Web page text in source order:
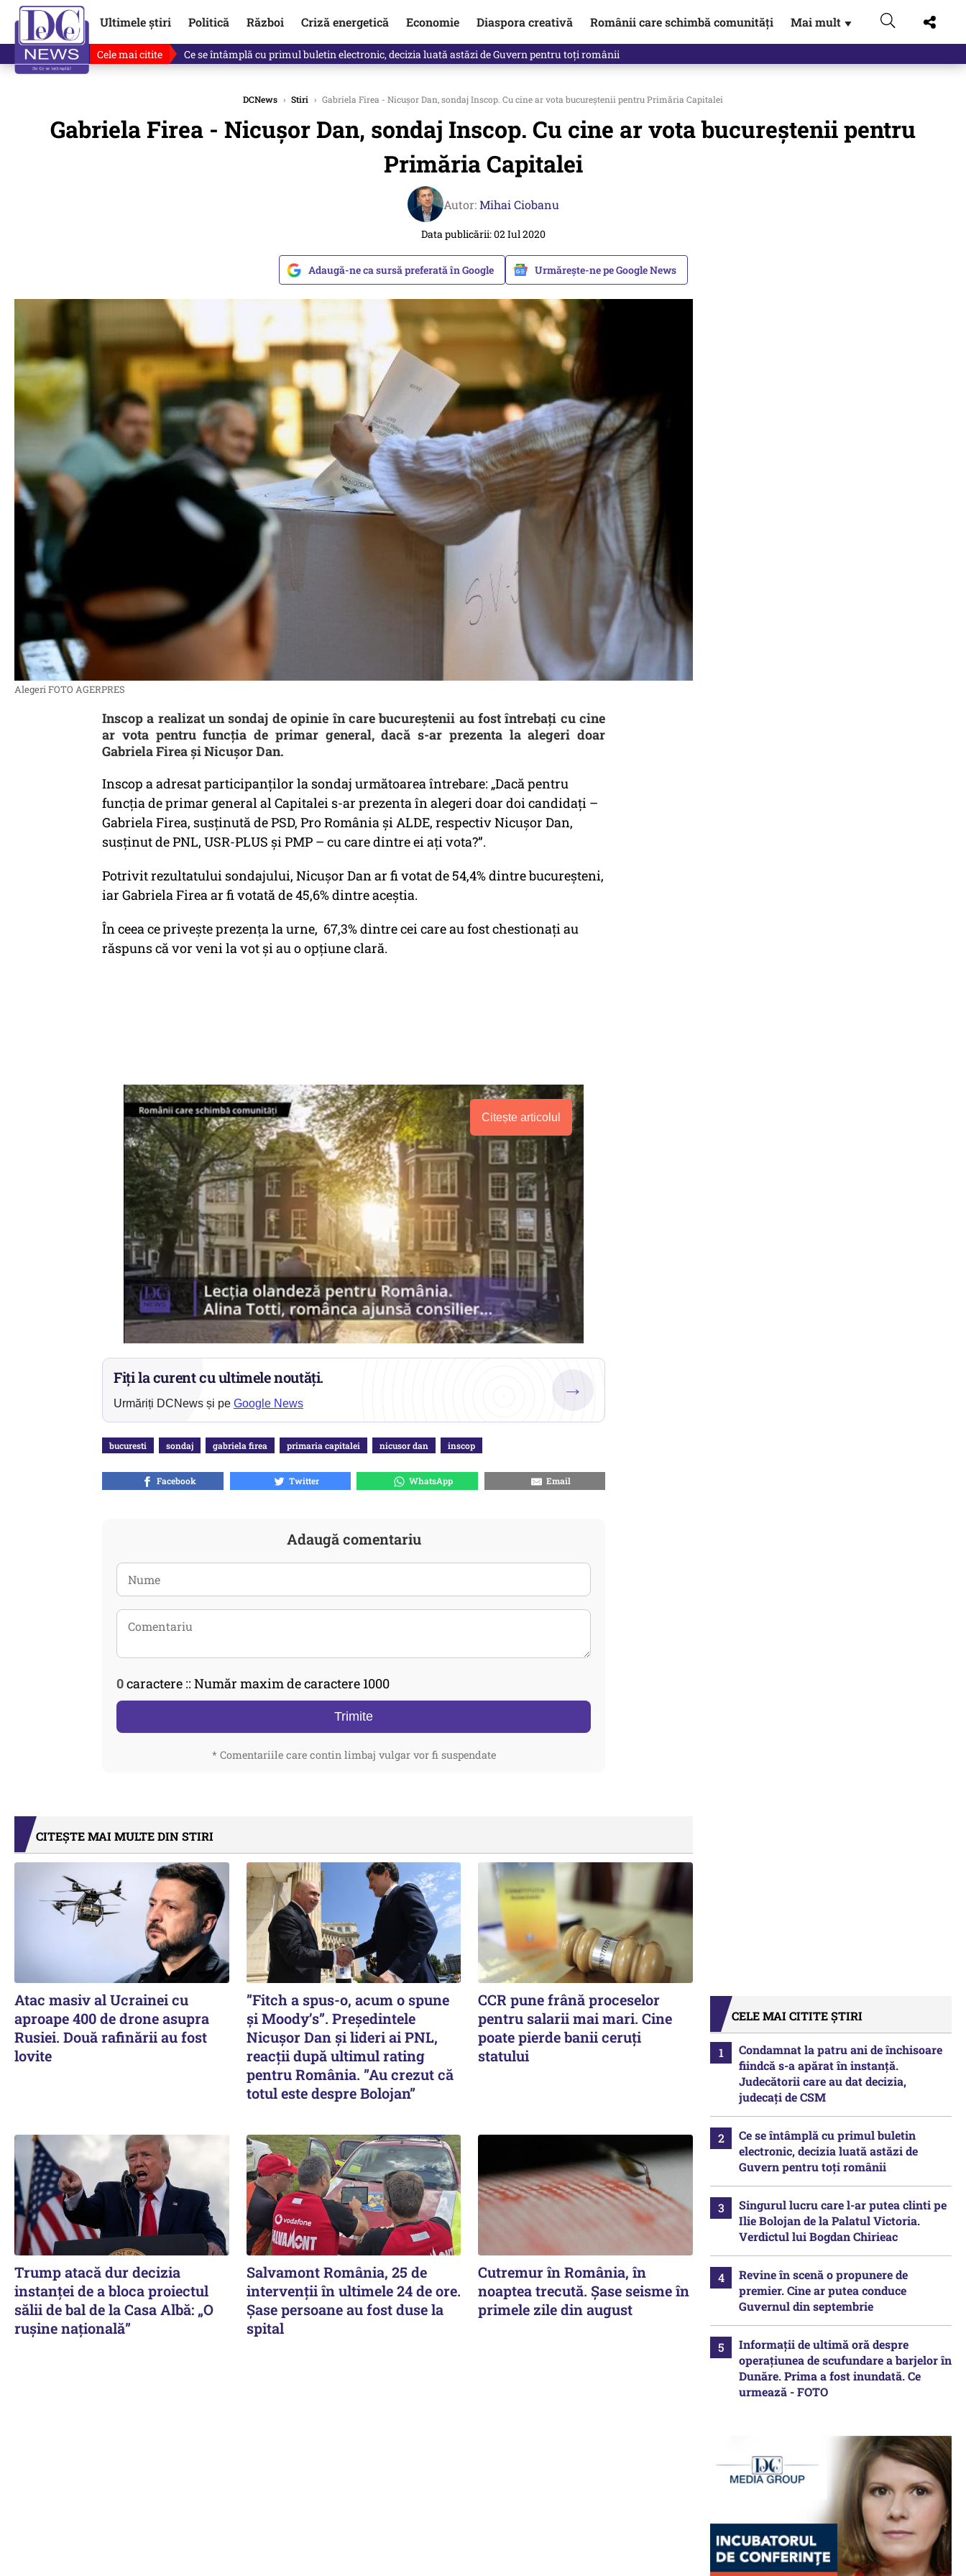
Ultimele știri Politică Război Criză energetică Economie Diaspora creativă Românii care schimbă comunități Mai mult ▼
Cele mai citite Ce se întâmplă cu primul buletin electronic, decizia luată astăzi de Guvern pentru toți românii
DCNews › Stiri › Gabriela Firea - Nicuşor Dan, sondaj Inscop. Cu cine ar vota bucureştenii pentru Primăria Capitalei
Gabriela Firea - Nicuşor Dan, sondaj Inscop. Cu cine ar vota bucureştenii pentru
Primăria Capitalei
Autor:Mihai Ciobanu
Data publicării: 02 Iul 2020
Adaugă-ne ca sursă preferată în Google Urmărește-ne pe Google News
Alegeri FOTO AGERPRES
Inscop a realizat un sondaj de opinie în care bucureştenii au fost întrebaţi cu cine
ar vota pentru funcţia de primar general, dacă s-ar prezenta la alegeri doar
Gabriela Firea şi Nicuşor Dan.
Inscop a adresat participanţilor la sondaj următoarea întrebare: „Dacă pentru
funcția de primar general al Capitalei s-ar prezenta în alegeri doar doi candidați –
Gabriela Firea, susținută de PSD, Pro România și ALDE, respectiv Nicușor Dan,
susținut de PNL, USR-PLUS și PMP – cu care dintre ei ați vota?”.
Potrivit rezultatului sondajului, Nicușor Dan ar fi votat de 54,4% dintre bucureșteni,
iar Gabriela Firea ar fi votată de 45,6% dintre aceștia.
În ceea ce priveşte prezenţa la urne, 67,3% dintre cei care au fost chestionaţi au
răspuns că vor veni la vot și au o opțiune clară.
Citește articolul
Fiți la curent cu ultimele noutăți.
Urmăriți DCNews și pe Google News
→
bucuresti sondaj gabriela firea primaria capitalei nicusor dan inscop
Facebook Twitter WhatsApp Email
Adaugă comentariu
0caractere :: Număr maxim de caractere 1000
Trimite
* Comentariile care contin limbaj vulgar vor fi suspendate
CITEȘTE MAI MULTE DIN STIRI
Atac masiv al Ucrainei cu
aproape 400 de drone asupra
Rusiei. Două rafinării au fost
lovite
”Fitch a spus-o, acum o spune
și Moody’s”. Președintele
Nicușor Dan și lideri ai PNL,
reacții după ultimul rating
pentru România. ”Au crezut că
totul este despre Bolojan”
CCR pune frână proceselor
pentru salarii mai mari. Cine
poate pierde banii ceruți
statului
Trump atacă dur decizia
instanţei de a bloca proiectul
sălii de bal de la Casa Albă: „O
ruşine naţională”
Salvamont România, 25 de
intervenții în ultimele 24 de ore.
Șase persoane au fost duse la
spital
Cutremur în România, în
noaptea trecută. Șase seisme în
primele zile din august
CELE MAI CITITE ȘTIRI
Condamnat la patru ani de închisoare
fiindcă s-a apărat în instanță.
Judecătorii care au dat decizia,
judecați de CSM
Ce se întâmplă cu primul buletin
electronic, decizia luată astăzi de
Guvern pentru toți românii
Singurul lucru care l-ar putea clinti pe
Ilie Bolojan de la Palatul Victoria.
Verdictul lui Bogdan Chirieac
Revine în scenă o propunere de
premier. Cine ar putea conduce
Guvernul din septembrie
Informații de ultimă oră despre
operațiunea de scufundare a barjelor în
Dunăre. Prima a fost inundată. Ce
urmează - FOTO